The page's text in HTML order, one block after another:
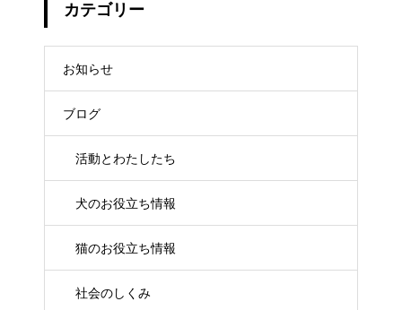
カテゴリー
お知らせ
ブログ
活動とわたしたち
犬のお役立ち情報
猫のお役立ち情報
社会のしくみ